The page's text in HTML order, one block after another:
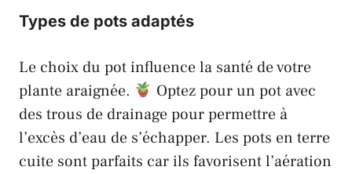
Types de pots adaptés
Le choix du pot influence la santé de votre
plante araignée.
Optez pour un pot avec
des trous de drainage pour permettre à
l’excès d’eau de s’échapper. Les pots en terre
cuite sont parfaits car ils favorisent l’aération